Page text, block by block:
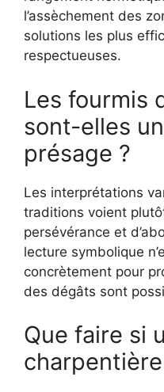
l’assèchement des
solutions les plus
respectueuses.
Les fourmis
sont-elles
présage ?
Les interprétations
traditions voient
persévérance et
lecture symbolique
concrètement pour
des dégâts sont
Que faire si